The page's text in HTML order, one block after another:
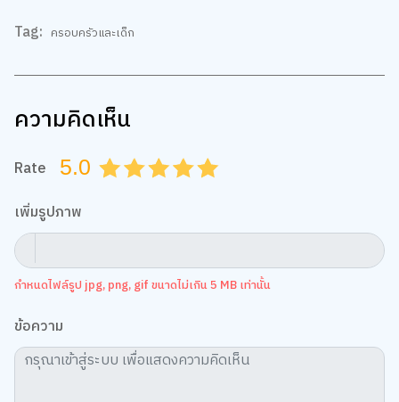
ความคิดเห็น
4.5
4.0
3.5
3.0
2.5
2.0
1.5
1.0
0.5
กำหนดไฟล์รูป jpg, png, gif ขนาดไม่เกิน 5 MB เท่านั้น